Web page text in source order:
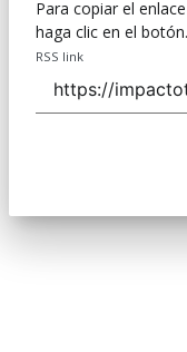
Para copiar el
haga clic en el botón.
RSS link